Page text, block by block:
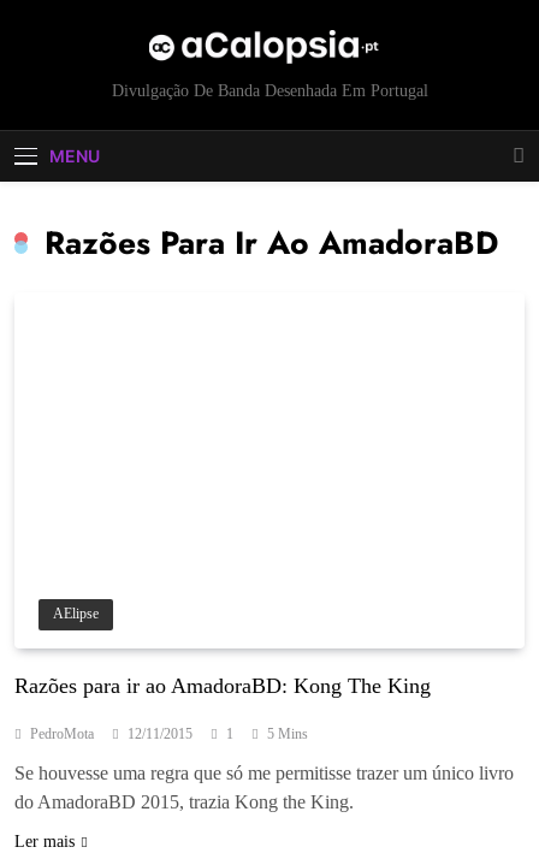
acalopsia
Divulgação De Banda Desenhada Em Portugal
MENU
Razões Para Ir Ao AmadoraBD
AElipse
Razões para ir ao AmadoraBD: Kong The King
PedroMota 12/11/2015 1 5 Mins
Se houvesse uma regra que só me permitisse trazer um único livro
do AmadoraBD 2015, trazia Kong the King.
Ler mais